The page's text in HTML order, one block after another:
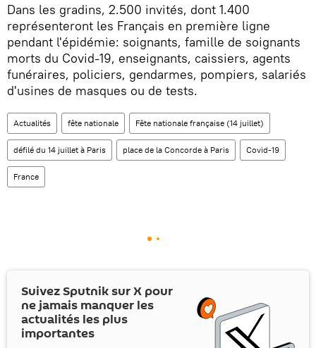
Dans les gradins, 2.500 invités, dont 1.400
représenteront les Français en première ligne
pendant l'épidémie: soignants, famille de soignants
morts du Covid-19, enseignants, caissiers, agents
funéraires, policiers, gendarmes, pompiers, salariés
d'usines de masques ou de tests.
Actualités fête nationale Fête nationale française (14 juillet)
défilé du 14 juillet à Paris place de la Concorde à Paris Covid-19
France
Suivez Sputnik surX pour
ne jamais manquer les
actualités les plus
importantes